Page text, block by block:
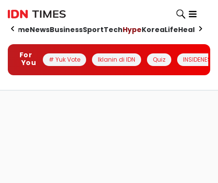
HomeNewsBusinessSportTechHypeKoreaLifeHealth
For
You
# Yuk Vote Iklanin di IDN Quiz INSIDENESIA